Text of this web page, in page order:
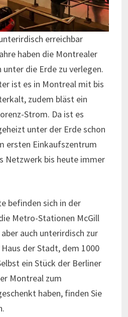
erreichbar
haben die Montrealer
unter die Erde zu verlegen.
ist es in Montreal mit bis
zudem bläst ein
Strom. Da ist es
unter der Erde schon
ersten Einkaufszentrum
Netzwerk bis heute immer
befinden sich in der
Metro-Stationen McGill
auch unterirdisch zur
der Stadt, dem 1000
ein Stück der Berliner
Montreal zum
haben, finden Sie